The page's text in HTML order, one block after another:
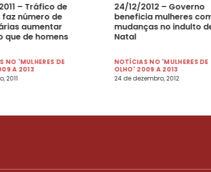
– Tráfico de
número de
aumentar
que de homens
NO 'MULHERES DE
A 2013
2011
24/12/2012 – Governo
beneficia mulheres
mudanças no indulto
Natal
NOTÍCIAS NO 'MULHERES DE
OLHO' 2009 A 2013
24 de dezembro, 2012